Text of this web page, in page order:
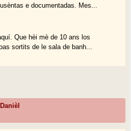
e documentadas. Mes...
Que hèi mè de 10 ans los
sortits de le sala de banh...
Danièl